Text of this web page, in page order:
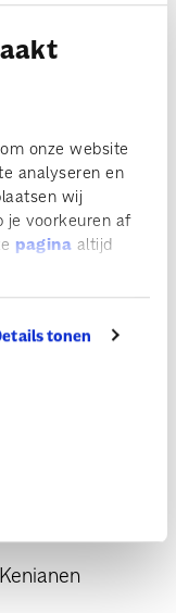
onze website
analyseren en
wij
je voorkeuren af
pagina altijd
tonen
tegen